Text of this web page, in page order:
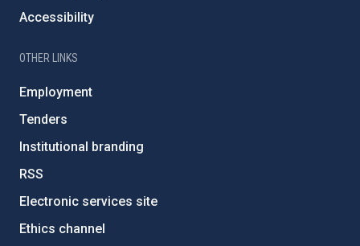
Accessibility
OTHER LINKS
Employment
Tenders
Institutional branding
RSS
Electronic services site
Ethics channel